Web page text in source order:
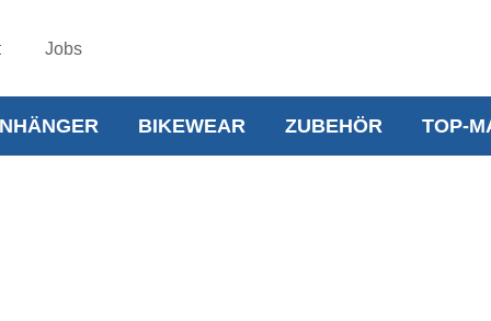
Jobs
BIKEWEAR ZUBEHÖR TOP-